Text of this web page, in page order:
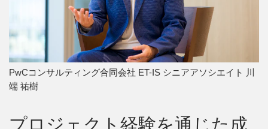
PwCコンサルティング合同会社 ET-IS シニアアソシエイト 川
端 祐樹
プロジェクト経験を通じた成